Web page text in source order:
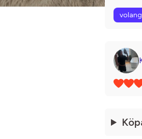
volang